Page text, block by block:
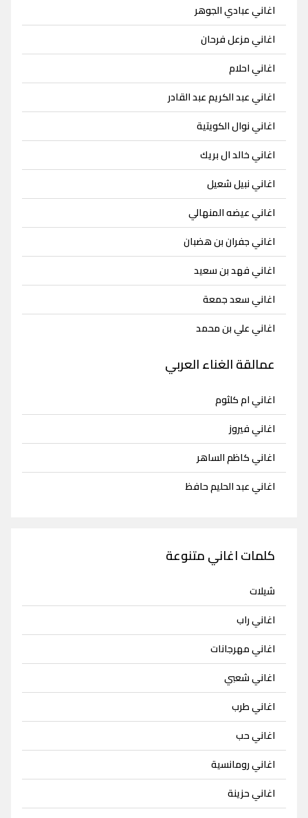
اغاني عبادي الجوهر
اغاني مزعل فرحان
اغاني احلام
اغاني عبد الكريم عبد القادر
اغاني نوال الكويتية
اغاني خالد ال بريك
اغاني نبيل شعيل
اغاني عيضه المنهالي
اغاني جفران بن هضبان
اغاني فهد بن سعيد
اغاني سعد جمعة
اغاني علي بن محمد
عمالقة الغناء العربي
اغاني ام كلثوم
اغاني فيروز
اغاني كاظم الساهر
اغاني عبد الحليم حافظ
كلمات اغاني متنوعة
شيلات
اغاني راب
اغاني مهرجانات
اغاني شعبي
اغاني طرب
اغاني حب
اغاني رومانسية
اغاني حزينة